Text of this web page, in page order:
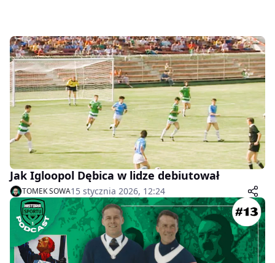
Jak Igloopol Dębica w lidze debiutował
TOMEK SOWA15 stycznia 2026, 12:24